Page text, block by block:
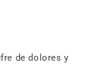
de dolores y